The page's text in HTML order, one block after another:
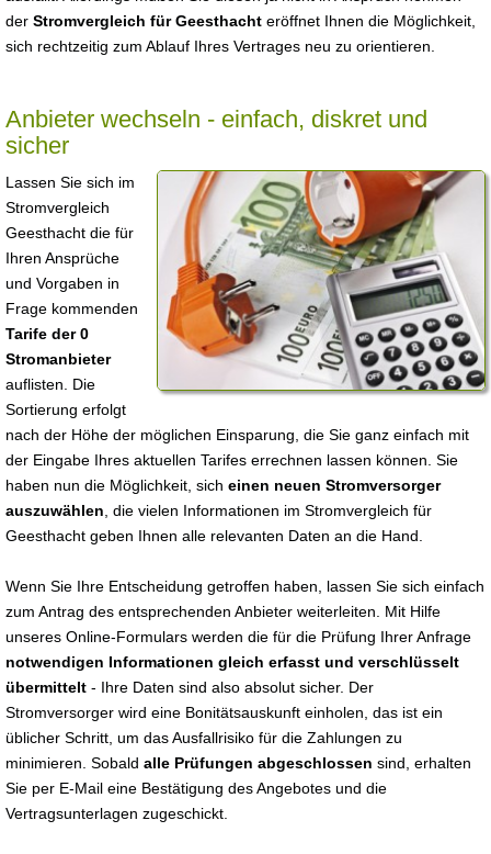
der Stromvergleich für Geesthacht eröffnet Ihnen die Möglichkeit,
sich rechtzeitig zum Ablauf Ihres Vertrages neu zu orientieren.
Anbieter wechseln - einfach, diskret und
sicher
Lassen Sie sich im
Stromvergleich
Geesthacht die für
Ihren Ansprüche
und Vorgaben in
Frage kommenden
Tarife der 0
Stromanbieter
auflisten. Die
Sortierung erfolgt
nach der Höhe der möglichen Einsparung, die Sie ganz einfach mit
der Eingabe Ihres aktuellen Tarifes errechnen lassen können. Sie
haben nun die Möglichkeit, sich einen neuen Stromversorger
auszuwählen , die vielen Informationen im Stromvergleich für
Geesthacht geben Ihnen alle relevanten Daten an die Hand.
Wenn Sie Ihre Entscheidung getroffen haben, lassen Sie sich einfach
zum Antrag des entsprechenden Anbieter weiterleiten. Mit Hilfe
unseres Online-Formulars werden die für die Prüfung Ihrer Anfrage
notwendigen Informationen gleich erfasst und verschlüsselt
übermittelt - Ihre Daten sind also absolut sicher. Der
Stromversorger wird eine Bonitätsauskunft einholen, das ist ein
üblicher Schritt, um das Ausfallrisiko für die Zahlungen zu
minimieren. Sobald alle Prüfungen abgeschlossen sind, erhalten
Sie per E-Mail eine Bestätigung des Angebotes und die
Vertragsunterlagen zugeschickt.